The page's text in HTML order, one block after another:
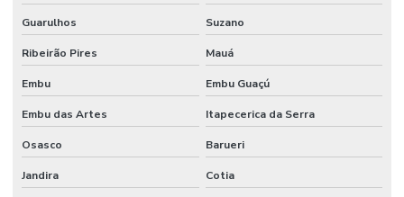
Guarulhos Suzano
Ribeirão Pires Mauá
Embu Embu Guaçú
Embu das Artes Itapecerica da Serra
Osasco Barueri
Jandira Cotia